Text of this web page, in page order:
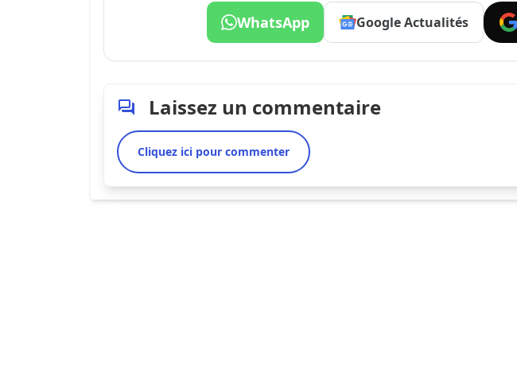
WhatsApp Google Actualités
Laissez un commentaire
Cliquez ici pour commenter